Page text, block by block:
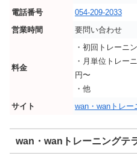
電話番号
054-209-2033
営業時間
要問い合わせ
料金
・初回トレーニ
・月単位トレー
円〜
・他
サイト
wan・wanトレー
wan・wanトレーニングテ